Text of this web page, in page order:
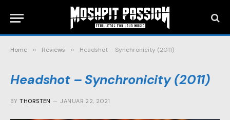
Home » Reviews » Headshot – Synchronicity (2011)
Headshot – Synchronicity (2011)
BY THORSTEN JANUAR 22, 2021